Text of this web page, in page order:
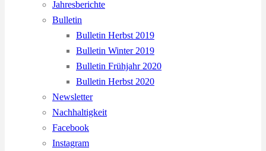
Jahresberichte
Bulletin
Bulletin Herbst 2019
Bulletin Winter 2019
Bulletin Frühjahr 2020
Bulletin Herbst 2020
Newsletter
Nachhaltigkeit
Facebook
Instagram